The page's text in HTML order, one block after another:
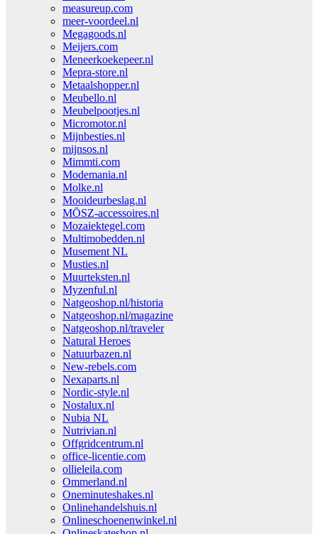
measureup.com
meer-voordeel.nl
Megagoods.nl
Meijers.com
Meneerkoekepeer.nl
Mepra-store.nl
Metaalshopper.nl
Meubello.nl
Meubelpootjes.nl
Micromotor.nl
Mijnbesties.nl
mijnsos.nl
Mimmti.com
Modemania.nl
Molke.nl
Mooideurbeslag.nl
MŌSZ-accessoires.nl
Mozaiektegel.com
Multimobedden.nl
Musement NL
Musties.nl
Muurteksten.nl
Myzenful.nl
Natgeoshop.nl/historia
Natgeoshop.nl/magazine
Natgeoshop.nl/traveler
Natural Heroes
Natuurbazen.nl
New-rebels.com
Nexaparts.nl
Nordic-style.nl
Nostalux.nl
Nubia NL
Nutrivian.nl
Offgridcentrum.nl
office-licentie.com
ollieleila.com
Ommerland.nl
Oneminuteshakes.nl
Onlinehandelshuis.nl
Onlineschoenenwinkel.nl